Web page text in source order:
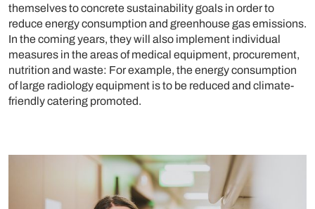
themselves to concrete sustainability goals in order to
reduce energy consumption and greenhouse gas emissions.
In the coming years, they will also implement individual
measures in the areas of medical equipment, procurement,
nutrition and waste: For example, the energy consumption
of large radiology equipment is to be reduced and climate-
friendly catering promoted.